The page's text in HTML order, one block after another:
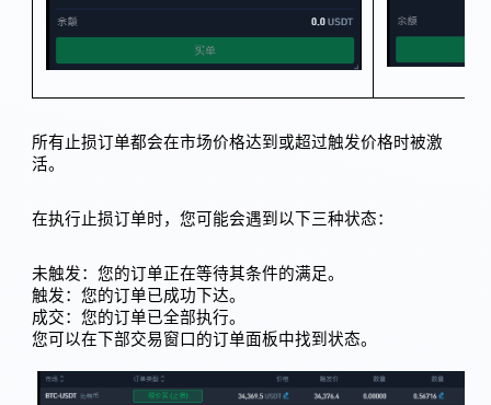
所有止损订单都会在市场价格达到或超过触发价格时被激
活。
在执行止损订单时，您可能会遇到以下三种状态：
未触发：您的订单正在等待其条件的满足。
触发：您的订单已成功下达。
成交：您的订单已全部执行。
您可以在下部交易窗口的订单面板中找到状态。